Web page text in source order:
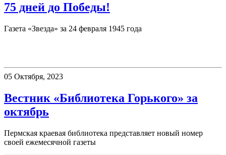
75 дней до Победы!
Газета «Звезда» за 24 февраля 1945 года
05 Октября, 2023
Вестник «Библиотека Горького» за
октябрь
Пермская краевая библиотека представляет новый номер
своей ежемесячной газеты